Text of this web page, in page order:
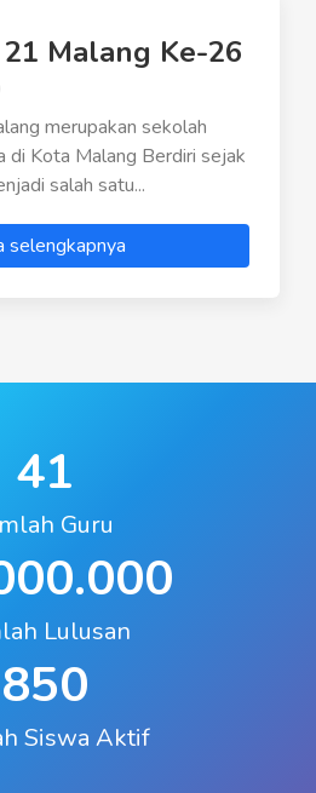
Malang Ke-26
merupakan sekolah
di Kota Malang Berdiri sejak
salah satu...
selengkapnya
41
Guru
Lulusan
850
Siswa Aktif